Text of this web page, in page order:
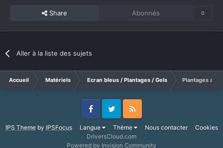
Share Abonnés 0
Aller à la liste des sujets
Accueil Matériels Ecran bleus / Plantages / Gels Plantages
IPS Themeby IPSFocus Langue Thème Nous contacter Cookies
FacebookTwitter RSS
DriversCloud.com
Powered by Invision Community